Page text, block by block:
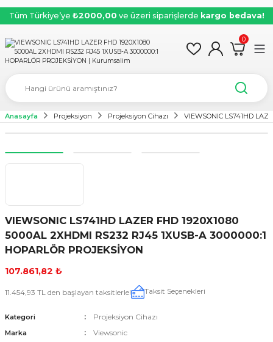
Tüm Türkiye’ye ₺2000,00 ve üzeri siparişlerde kargo bedava!
0
Anasayfa Projeksiyon Projeksiyon Cihazı VIEWSONIC LS741HD
VIEWSONIC LS741HD LAZER FHD 1920X1080
5000AL 2XHDMI RS232 RJ45 1XUSB-A 3000000:1
HOPARLÖR PROJEKSİYON
107.861,82 ₺
11.454,93 TL den başlayan taksitlerle! Taksit Seçenekleri
Kategori Projeksiyon Cihazı
Marka Viewsonic